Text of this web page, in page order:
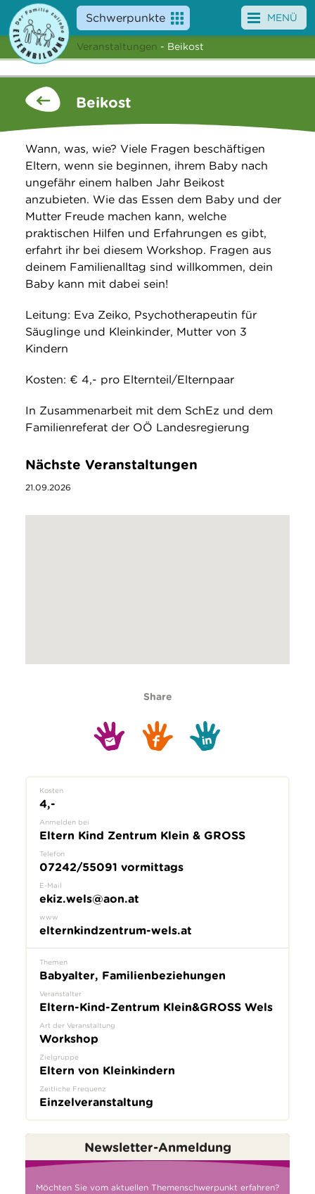
Schwerpunkte
Angebote
Veranstaltungen
Service
Über uns
Suche
MENÜ
Veranstaltungen - Beikost
Beikost
Wann, was, wie? Viele Fragen beschäftigen
Eltern, wenn sie beginnen, ihrem Baby nach
ungefähr einem halben Jahr Beikost
anzubieten. Wie das Essen dem Baby und der
Mutter Freude machen kann, welche
praktischen Hilfen und Erfahrungen es gibt,
erfahrt ihr bei diesem Workshop. Fragen aus
deinem Familienalltag sind willkommen, dein
Baby kann mit dabei sein!
Leitung: Eva Zeiko, Psychotherapeutin für
Säuglinge und Kleinkinder, Mutter von 3
Kindern
Kosten: € 4,- pro Elternteil/Elternpaar
In Zusammenarbeit mit dem SchEz und dem
Familienreferat der OÖ Landesregierung
Nächste Veranstaltungen
21.09.2026
Share
Kosten
4,-
Anmelden bei
Eltern Kind Zentrum Klein & GROSS
Telefon
07242/55091 vormittags
E-Mail
ekiz.wels@aon.at
www
elternkindzentrum-wels.at
Themen
Babyalter, Familienbeziehungen
Veranstalter
Eltern-Kind-Zentrum Klein&GROSS Wels
Art der Veranstaltung
Workshop
Zielgruppe
Eltern von Kleinkindern
Zeitliche Frequenz
Einzelveranstaltung
Newsletter-Anmeldung
Möchten Sie vom aktuellen Themenschwerpunkt erfahren?